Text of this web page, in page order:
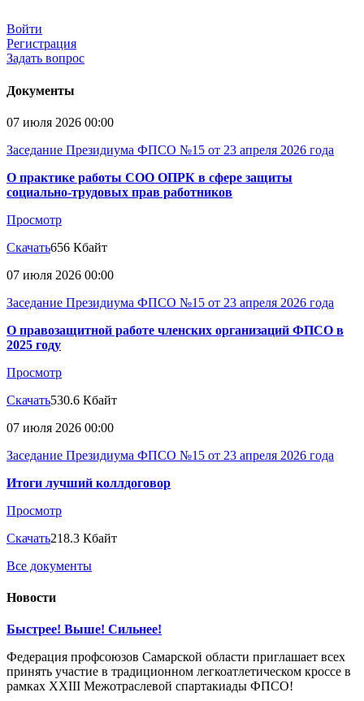
Войти
Регистрация
Задать вопрос
Документы
07 июля 2026 00:00
Заседание Президиума ФПСО №15 от 23 апреля 2026 года
О практике работы СОО ОПРК в сфере защиты
социально-трудовых прав работников
Просмотр
Скачать656 Кбайт
07 июля 2026 00:00
Заседание Президиума ФПСО №15 от 23 апреля 2026 года
О правозащитной работе членских организаций ФПСО в
2025 году
Просмотр
Скачать530.6 Кбайт
07 июля 2026 00:00
Заседание Президиума ФПСО №15 от 23 апреля 2026 года
Итоги лучший коллдоговор
Просмотр
Скачать218.3 Кбайт
Все документы
Новости
Быстрее! Выше! Сильнее!
Федерация профсоюзов Самарской области приглашает всех
принять участие в традиционном легкоатлетическом кроссе в
рамках XXIII Межотраслевой спартакиады ФПСО!